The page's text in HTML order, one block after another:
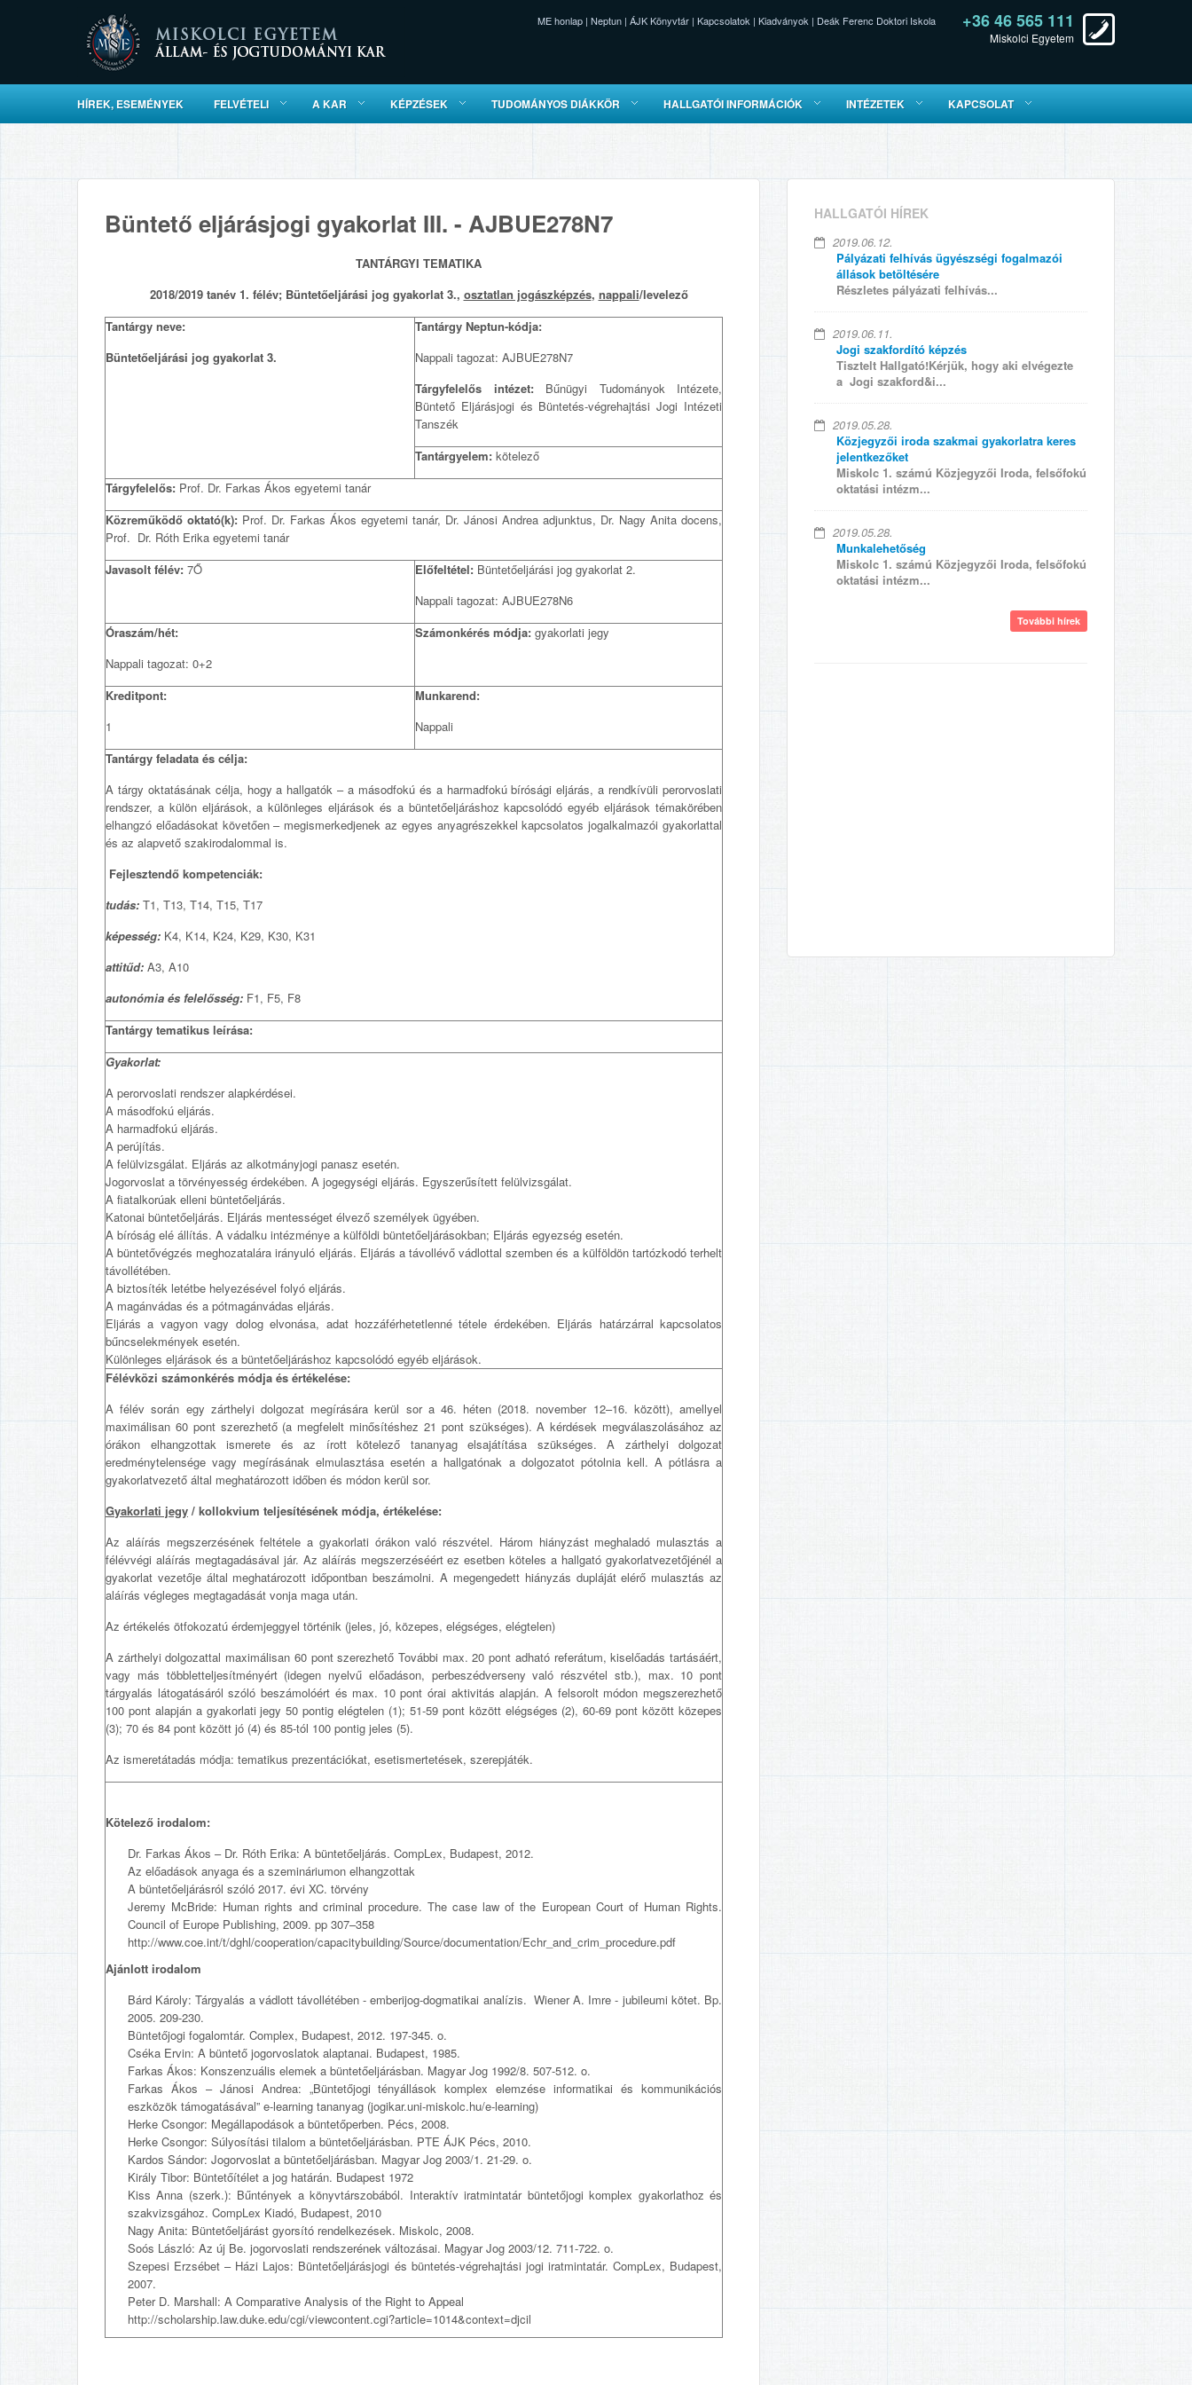
+36 46 565 111
Miskolci Egyetem
ME honlap | Neptun | ÁJK Könyvtár | Kapcsolatok | Kiadványok | Deák Ferenc Doktori Iskola
HÍREK, ESEMÉNYEK FELVÉTELI A KAR KÉPZÉSEK TUDOMÁNYOS DIÁKKÖR HALLGATÓI INFORMÁCIÓK INTÉZETEK KAPCSOLAT
Büntető eljárásjogi gyakorlat III. - AJBUE278N7
TANTÁRGYI TEMATIKA
2018/2019 tanév 1. félév; Büntetőeljárási jog gyakorlat 3., osztatlan jogászképzés, nappali/levelező
Tantárgy neve:
Büntetőeljárási jog gyakorlat 3.
Tantárgy Neptun-kódja:
Nappali tagozat: AJBUE278N7
Tárgyfelelős intézet:Bűnügyi Tudományok Intézete,
Büntető Eljárásjogi és Büntetés-végrehajtási Jogi Intézeti
Tanszék
Tantárgyelem: kötelező
Tárgyfelelős: Prof. Dr. Farkas Ákos egyetemi tanár
Közreműködő oktató(k): Prof. Dr. Farkas Ákos egyetemi tanár, Dr. Jánosi Andrea adjunktus, Dr. Nagy Anita docens,
Prof. Dr. Róth Erika egyetemi tanár
Javasolt félév: 7Ő Előfeltétel: Büntetőeljárási jog gyakorlat 2.
Nappali tagozat: AJBUE278N6
Óraszám/hét:
Nappali tagozat: 0+2
Számonkérés módja: gyakorlati jegy
Kreditpont:
1
Munkarend:
Nappali
Tantárgy feladata és célja:
A tárgy oktatásának célja, hogy a hallgatók – a másodfokú és a harmadfokú bírósági eljárás, a rendkívüli perorvoslati
rendszer, a külön eljárások, a különleges eljárások és a büntetőeljáráshoz kapcsolódó egyéb eljárások témakörében
elhangzó előadásokat követően – megismerkedjenek az egyes anyagrészekkel kapcsolatos jogalkalmazói gyakorlattal
és az alapvető szakirodalommal is.
Fejlesztendő kompetenciák:
tudás: T1, T13, T14, T15, T17
képesség: K4, K14, K24, K29, K30, K31
attitűd: A3, A10
autonómia és felelősség: F1, F5, F8
Tantárgy tematikus leírása:
Gyakorlat:
A perorvoslati rendszer alapkérdései.
A másodfokú eljárás.
A harmadfokú eljárás.
A perújítás.
A felülvizsgálat. Eljárás az alkotmányjogi panasz esetén.
Jogorvoslat a törvényesség érdekében. A jogegységi eljárás. Egyszerűsített felülvizsgálat.
A fiatalkorúak elleni büntetőeljárás.
Katonai büntetőeljárás. Eljárás mentességet élvező személyek ügyében.
A bíróság elé állítás. A vádalku intézménye a külföldi büntetőeljárásokban; Eljárás egyezség esetén.
A büntetővégzés meghozatalára irányuló eljárás. Eljárás a távollévő vádlottal szemben és a külföldön tartózkodó terhelt
távollétében.
A biztosíték letétbe helyezésével folyó eljárás.
A magánvádas és a pótmagánvádas eljárás.
Eljárás a vagyon vagy dolog elvonása, adat hozzáférhetetlenné tétele érdekében. Eljárás határzárral kapcsolatos
bűncselekmények esetén.
Különleges eljárások és a büntetőeljáráshoz kapcsolódó egyéb eljárások.
Félévközi számonkérés módja és értékelése:
A félév során egy zárthelyi dolgozat megírására kerül sor a 46. héten (2018. november 12–16. között), amellyel
maximálisan 60 pont szerezhető (a megfelelt minősítéshez 21 pont szükséges). A kérdések megválaszolásához az
órákon elhangzottak ismerete és az írott kötelező tananyag elsajátítása szükséges. A zárthelyi dolgozat
eredménytelensége vagy megírásának elmulasztása esetén a hallgatónak a dolgozatot pótolnia kell. A pótlásra a
gyakorlatvezető által meghatározott időben és módon kerül sor.
Gyakorlati jegy / kollokvium teljesítésének módja, értékelése:
Az aláírás megszerzésének feltétele a gyakorlati órákon való részvétel. Három hiányzást meghaladó mulasztás a
félévvégi aláírás megtagadásával jár. Az aláírás megszerzéséért ez esetben köteles a hallgató gyakorlatvezetőjénél a
gyakorlat vezetője által meghatározott időpontban beszámolni. A megengedett hiányzás dupláját elérő mulasztás az
aláírás végleges megtagadását vonja maga után.
Az értékelés ötfokozatú érdemjeggyel történik (jeles, jó, közepes, elégséges, elégtelen)
A zárthelyi dolgozattal maximálisan 60 pont szerezhető További max. 20 pont adható referátum, kiselőadás tartásáért,
vagy más többletteljesítményért (idegen nyelvű előadáson, perbeszédverseny való részvétel stb.), max. 10 pont
tárgyalás látogatásáról szóló beszámolóért és max. 10 pont órai aktivitás alapján. A felsorolt módon megszerezhető
100 pont alapján a gyakorlati jegy 50 pontig elégtelen (1); 51-59 pont között elégséges (2), 60-69 pont között közepes
(3); 70 és 84 pont között jó (4) és 85-tól 100 pontig jeles (5).
Az ismeretátadás módja: tematikus prezentációkat, esetismertetések, szerepjáték.
Kötelező irodalom:
Dr. Farkas Ákos – Dr. Róth Erika: A büntetőeljárás. CompLex, Budapest, 2012.
Az előadások anyaga és a szemináriumon elhangzottak
A büntetőeljárásról szóló 2017. évi XC. törvény
Jeremy McBride: Human rights and criminal procedure. The case law of the European Court of Human Rights.
Council of Europe Publishing, 2009. pp 307–358
http://www.coe.int/t/dghl/cooperation/capacitybuilding/Source/documentation/Echr_and_crim_procedure.pdf
Ajánlott irodalom
Bárd Károly: Tárgyalás a vádlott távollétében - emberijog-dogmatikai analízis. Wiener A. Imre - jubileumi kötet. Bp.
2005. 209-230.
Büntetőjogi fogalomtár. Complex, Budapest, 2012. 197-345. o.
Cséka Ervin: A büntető jogorvoslatok alaptanai. Budapest, 1985.
Farkas Ákos: Konszenzuális elemek a büntetőeljárásban. Magyar Jog 1992/8. 507-512. o.
Farkas Ákos – Jánosi Andrea: „Büntetőjogi tényállások komplex elemzése informatikai és kommunikációs
eszközök támogatásával” e-learning tananyag (jogikar.uni-miskolc.hu/e-learning)
Herke Csongor: Megállapodások a büntetőperben. Pécs, 2008.
Herke Csongor: Súlyosítási tilalom a büntetőeljárásban. PTE ÁJK Pécs, 2010.
Kardos Sándor: Jogorvoslat a büntetőeljárásban. Magyar Jog 2003/1. 21-29. o.
Király Tibor: Büntetőítélet a jog határán. Budapest 1972
Kiss Anna (szerk.): Bűntények a könyvtárszobából. Interaktív iratmintatár büntetőjogi komplex gyakorlathoz és
szakvizsgához. CompLex Kiadó, Budapest, 2010
Nagy Anita: Büntetőeljárást gyorsító rendelkezések. Miskolc, 2008.
Soós László: Az új Be. jogorvoslati rendszerének változásai. Magyar Jog 2003/12. 711-722. o.
Szepesi Erzsébet – Házi Lajos: Büntetőeljárásjogi és büntetés-végrehajtási jogi iratmintatár. CompLex, Budapest,
2007.
Peter D. Marshall: A Comparative Analysis of the Right to Appeal
http://scholarship.law.duke.edu/cgi/viewcontent.cgi?article=1014&context=djcil
HALLGATÓI HÍREK
2019.06.12.
Pályázati felhívás ügyészségi fogalmazói
állások betöltésére
Részletes pályázati felhívás...
2019.06.11.
Jogi szakfordító képzés
Tisztelt Hallgató!Kérjük, hogy aki elvégezte
a Jogi szakford&i...
2019.05.28.
Közjegyzői iroda szakmai gyakorlatra keres
jelentkezőket
Miskolc 1. számú Közjegyzői Iroda, felsőfokú
oktatási intézm...
2019.05.28.
Munkalehetőség
Miskolc 1. számú Közjegyzői Iroda, felsőfokú
oktatási intézm...
További hírek